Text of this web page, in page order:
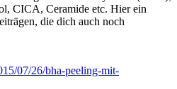
CICA, Ceramide etc. Hier ein
die dich auch noch
07/26/bha-peeling-mit-